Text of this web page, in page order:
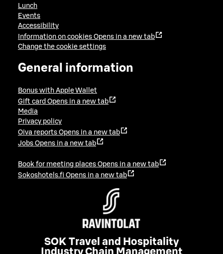
Lunch
Events
Accessibility
Information on cookies Opens in a new tab
Change the cookie settings
General information
Bonus with Apple Wallet
Gift card Opens in a new tab
Media
Privacy policy
Oiva reports Opens in a new tab
Jobs Opens in a new tab
Book for meeting places Opens in a new tab
Sokoshotels.fi Opens in a new tab
SOK Travel and Hospitality
Industry Chain Management